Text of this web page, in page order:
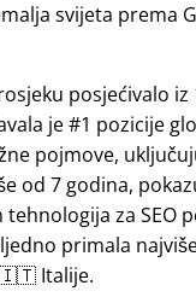
svijeta prema
posjećivalo iz
je #1 pozicije
pojmove,
od 7 godina,
za SEO
primala
Italije.